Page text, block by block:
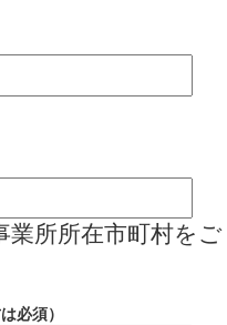
所所在市町村をご
必須）